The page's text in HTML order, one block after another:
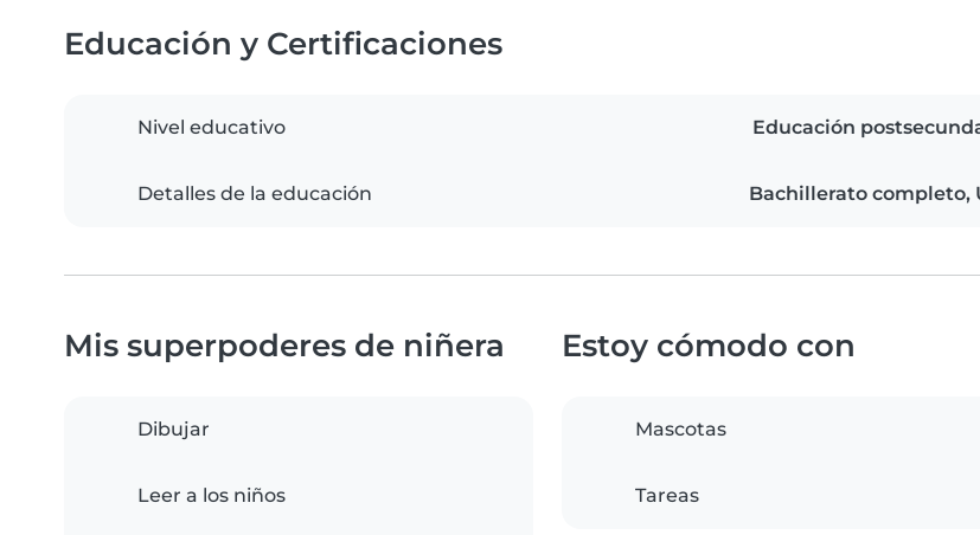
Educación y Certificaciones
Nivel educativo Educación
Detalles de la educación Bachillerato completo,
Mis superpoderes de niñera
Dibujar
Leer a los niños
Estoy cómodo con
Mascotas
Tareas